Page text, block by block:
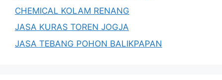
CHEMICAL KOLAM RENANG
JASA KURAS TOREN JOGJA
JASA TEBANG POHON BALIKPAPAN